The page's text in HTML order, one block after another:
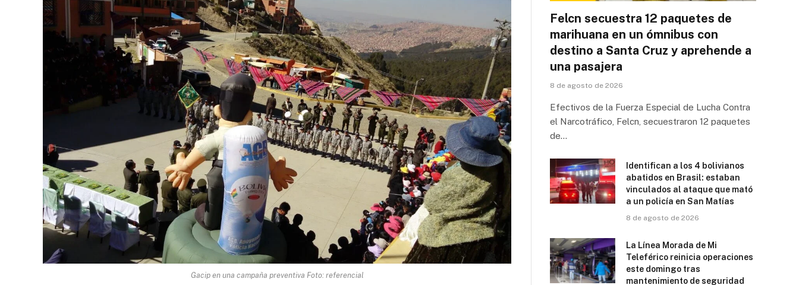
Gacip en una campaña preventiva Foto: referencial
Felcn secuestra 12 paquetes de
marihuana en un ómnibus con
destino a Santa Cruz y aprehende a
una pasajera
8 de agosto de 2026
Efectivos de la Fuerza Especial de Lucha Contra
el Narcotráfico, Felcn, secuestraron 12 paquetes
de…
Identifican a los 4 bolivianos
abatidos en Brasil: estaban
vinculados al ataque que mató
a un policía en San Matías
8 de agosto de 2026
La Línea Morada de Mi
Teleférico reinicia operaciones
este domingo tras
mantenimiento de seguridad